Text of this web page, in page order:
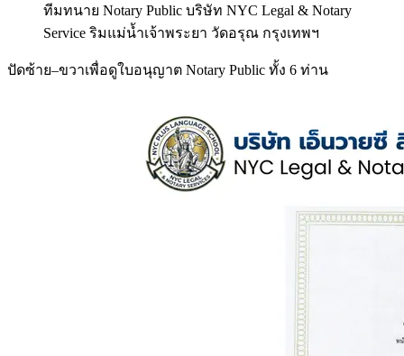
ทีมทนาย Notary Public บริษัท NYC Legal & Notary
Service ริมแม่น้ำเจ้าพระยา วัดอรุณ กรุงเทพฯ
ปัดซ้าย–ขวาเพื่อดูใบอนุญาต Notary Public ทั้ง 6 ท่าน